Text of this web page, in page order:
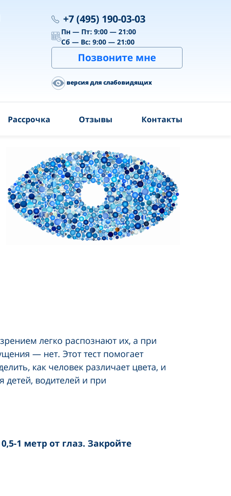
+7 (495) 190-03-03
Пн — Пт: 9:00 — 21:00
Сб — Вс: 9:00 — 21:00
Позвоните мне
версия для слабовидящих
Рассрочка Отзывы Контакты
легко распознают их, а при
— нет. Этот тест помогает
как человек различает цвета, и
детей, водителей и при
1 метр от глаз. Закройте